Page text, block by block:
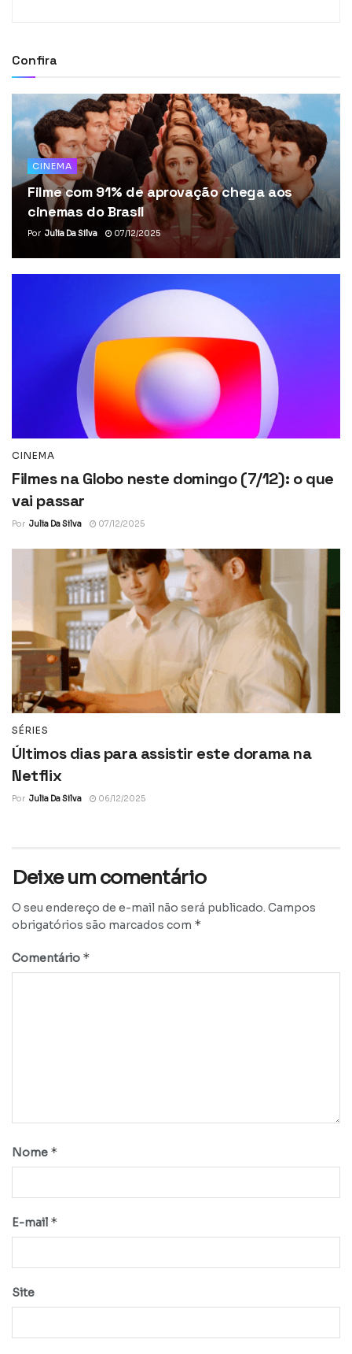
Confira
CINEMA
Filme com 91% de aprovação chega aos
cinemas do Brasil
Por Julia Da Silva 07/12/2025
CINEMA
Filmes na Globo neste domingo (7/12): o que
vai passar
Por Julia Da Silva 07/12/2025
SÉRIES
Últimos dias para assistir este dorama na
Netflix
Por Julia Da Silva 06/12/2025
Deixe um comentário
O seu endereço de e-mail não será publicado. Campos
obrigatórios são marcados com *
Comentário *
Nome *
E-mail *
Site